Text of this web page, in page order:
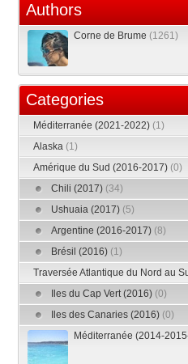
Authors
Corne de Brume (1261)
Categories
Méditerranée (2021-2022) (1)
Alaska (1)
Amérique du Sud (2016-2017) (0)
Chili (2017) (34)
Ushuaia (2017) (5)
Argentine (2016-2017) (8)
Brésil (2016) (1)
Traversée Atlantique du Nord au
Iles du Cap Vert (2016) (0)
Iles des Canaries (2016) (0)
Méditerranée (2014-